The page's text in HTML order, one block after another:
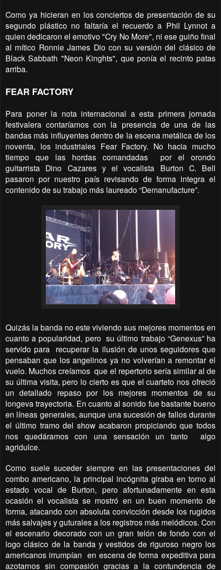
Como ya hicieran en los conciertos de presentación de su
segundo plástico no faltaría el recuerdo a Phil Lynnot a
quien dedicaron el emotivo "Cry No More", ni ese guiño final
al mítico Ronnie James Dio con su versión del clásico de
Black Sabbath "Neon Kinghts", que ponía el recinto patas
arriba.
FEAR FACTORY
Para poner la nota internacional a esta primera jornada
festivalera contaríamos con la presencia de una de las
bandas más influyentes dentro de la escena metálica de los
noventa, los industriales Fear Factory. No hacia mucho
tiempo que las hordas comandadas
por el orondo
guitarrista Dino Cazares y el vocalista Burton C. Bell
pasaron por nuestro país revisando de forma integra el
contenido de su trabajo más laureado “Demanufacture”.
Quizás la banda no este viviendo sus mejores momentos en
cuanto a popularidad, pero su último trabajo “Genexus” ha
servido para recuperar la ilusión de unos seguidores que
pensaban que los angelinos ya no volverían a remontar el
vuelo. Muchos creíamos que el repertorio sería similar al de
su última visita, pero lo cierto es que el cuarteto nos ofreció
un detallado repaso por los mejores momentos de su
longeva trayectoria. En cuanto al sonido fue bastante bueno
en líneas generales, aunque una sucesión de fallos durante
el último tramo del show acabaron propiciando que todos
nos quedáramos con una sensación un tanto
algo
agridulce.
Como suele suceder siempre en las presentaciones del
combo americano, la principal incógnita giraba en torno al
estado vocal de Burton, pero afortunadamente en esta
ocasión el vocalista se mostró en un buen momento de
forma, atacando con absoluta convicción desde los rugidos
más salvajes y guturales a los registros más melódicos. Con
el escenario decorado con un gran telón de fondo con el
logo clásico de la banda y vestidos de riguroso negro los
americanos irrumpían en escena de forma expeditiva para
azotarnos sin compasión gracias a la contundencia de